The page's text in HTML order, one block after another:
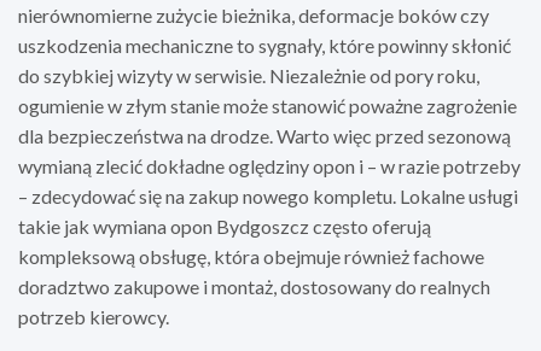
nierównomierne zużycie bieżnika, deformacje boków czy
uszkodzenia mechaniczne to sygnały, które powinny skłonić
do szybkiej wizyty w serwisie. Niezależnie od pory roku,
ogumienie w złym stanie może stanowić poważne zagrożenie
dla bezpieczeństwa na drodze. Warto więc przed sezonową
wymianą zlecić dokładne oględziny opon i – w razie potrzeby
– zdecydować się na zakup nowego kompletu. Lokalne usługi
takie jak wymiana opon Bydgoszcz często oferują
kompleksową obsługę, która obejmuje również fachowe
doradztwo zakupowe i montaż, dostosowany do realnych
potrzeb kierowcy.